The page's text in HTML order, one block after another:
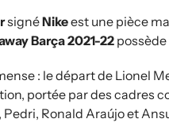
signéNikeest une pièce
Barça 2021-22
: le départ de Lionel
portée par des cadres
Ronald Araújo et